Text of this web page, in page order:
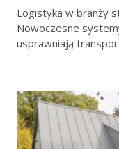
Logistyka w branży
Nowoczesne
usprawniają